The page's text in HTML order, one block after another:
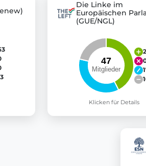
Die Linke im
Europäischen
(GUE/NGL)
Klicken für Details